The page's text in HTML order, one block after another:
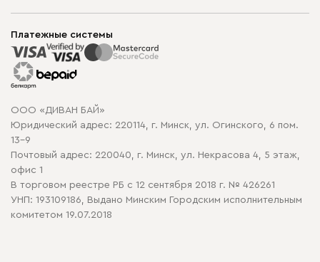
Способы оплаты
Рассрочка и кредит
Гарантия
Карта сайта
Политика конфиденциальности
Политика в отношении обработки cookie
Корпусная мебель
Распродажа мебели
Платежные системы
ООО «ДИВАН БАЙ»
Юридический адрес: 220114, г. Минск, ул. Огинского, 6 пом.
13-9
Почтовый адрес: 220040, г. Минск, ул. Некрасова 4, 5 этаж,
офис 1
В торговом реестре РБ с 12 сентября 2018 г. № 426261
УНП: 193109186, Выдано Минским Городским исполнительным
комитетом 19.07.2018